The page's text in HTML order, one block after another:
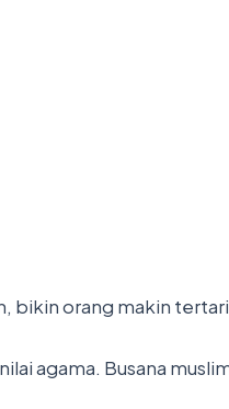
bikin orang makin
agama. Busana